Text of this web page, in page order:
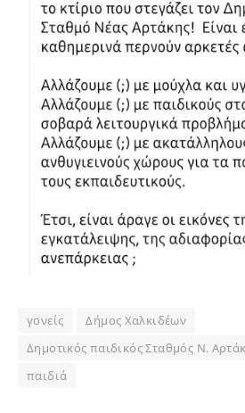
γονείς
Δήμος Χαλκιδέων
Δημοτικός παιδικός Σταθμός Ν.
παιδιά